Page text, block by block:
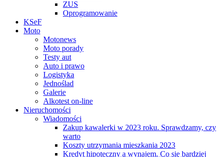
ZUS
Oprogramowanie
KSeF
Moto
Motonews
Moto porady
Testy aut
Auto i prawo
Logistyka
Jednoślad
Galerie
Alkotest on-line
Nieruchomości
Wiadomości
Zakup kawalerki w 2023 roku. Sprawdzamy, czy
warto
Koszty utrzymania mieszkania 2023
Kredyt hipoteczny a wynajem. Co się bardziej